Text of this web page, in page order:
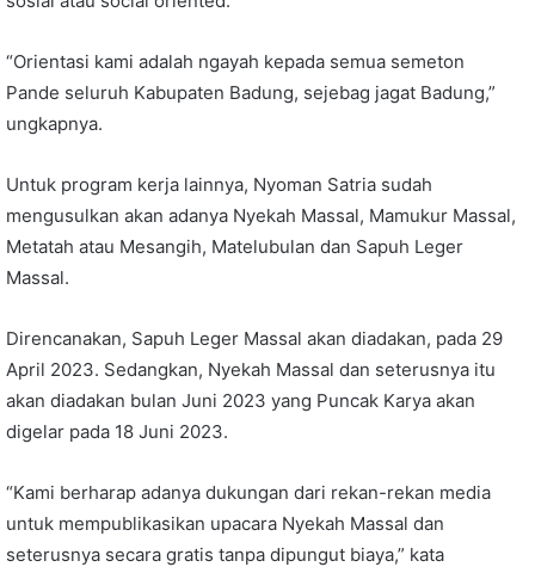
“Orientasi kami adalah ngayah kepada semua semeton
Pande seluruh Kabupaten Badung, sejebag jagat Badung,”
ungkapnya.
Untuk program kerja lainnya, Nyoman Satria sudah
mengusulkan akan adanya Nyekah Massal, Mamukur Massal,
Metatah atau Mesangih, Matelubulan dan Sapuh Leger
Massal.
Direncanakan, Sapuh Leger Massal akan diadakan, pada 29
April 2023. Sedangkan, Nyekah Massal dan seterusnya itu
akan diadakan bulan Juni 2023 yang Puncak Karya akan
digelar pada 18 Juni 2023.
“Kami berharap adanya dukungan dari rekan-rekan media
untuk mempublikasikan upacara Nyekah Massal dan
seterusnya secara gratis tanpa dipungut biaya,” kata